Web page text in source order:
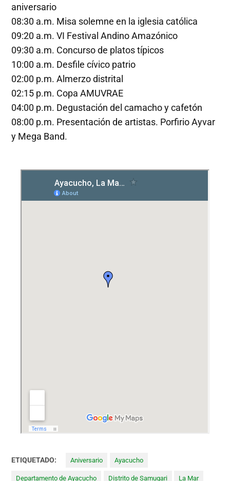
aniversario
08:30 a.m. Misa solemne en la iglesia católica
09:20 a.m. VI Festival Andino Amazónico
09:30 a.m. Concurso de platos típicos
10:00 a.m. Desfile cívico patrio
02:00 p.m. Almerzo distrital
02:15 p.m. Copa AMUVRAE
04:00 p.m. Degustación del camacho y cafetón
08:00 p.m. Presentación de artistas. Porfirio Ayvar
y Mega Band.
ETIQUETADO: Aniversario Ayacucho
Departamento de Ayacucho Distrito de Samugari La Mar